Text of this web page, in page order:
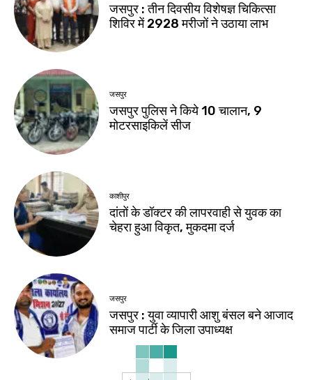
जसपुर : तीन दिवसीय विशेषज्ञ चिकित्सा
शिविर में 2928 मरीजों ने उठाया लाभ
जसपुर
जसपुर पुलिस ने किये 10 चालान, 9
मोटरसाइकिलें सीज
काशीपुर
दांतों के डॉक्टर की लापरवाही से युवक का
चेहरा हुआ विकृत, मुकदमा दर्ज
जसपुर
जसपुर : युवा व्यापारी आशु बंसल बने आजाद
समाज पार्टी के जिला उपाध्यक्ष